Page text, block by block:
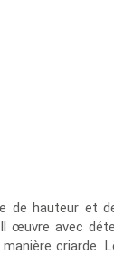
de hauteur et
œuvre avec
criarde.